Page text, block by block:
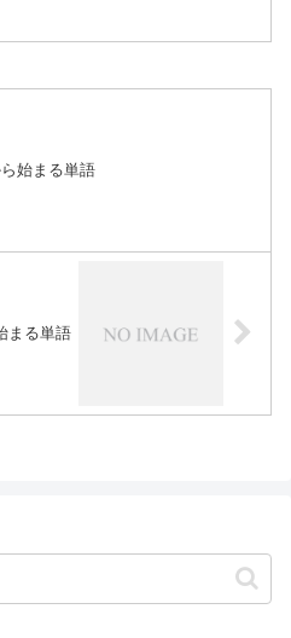
始まる単語
まる単語